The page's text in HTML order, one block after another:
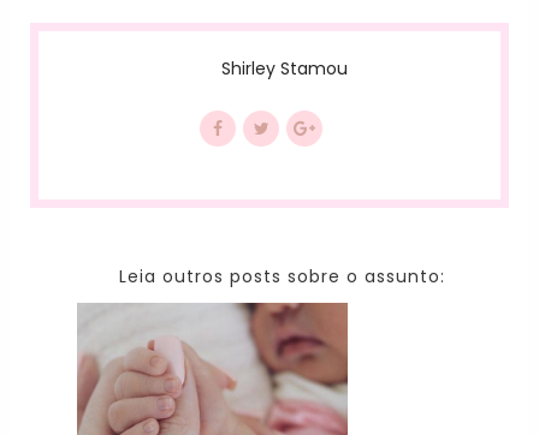
Shirley Stamou
Leia outros posts sobre o assunto: